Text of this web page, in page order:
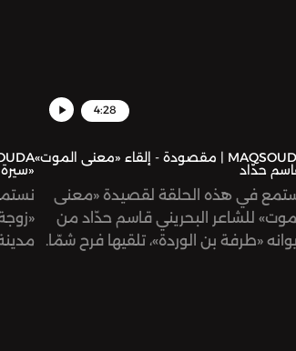
4:28
MAQSOUDA | مقصودة - إلقاء «معنى الموت»
حدّاد
في هذه الحلقة لقصيدة «معنى
للشاعر البحريني قاسم حدّاد من
«طرفة بن الوردة»، تلقيها فرح شمّا.